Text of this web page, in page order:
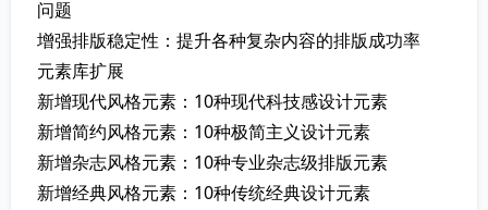
问题
增强排版稳定性：提升各种复杂内容的排版成功率
元素库扩展
新增现代风格元素：10种现代科技感设计元素
新增简约风格元素：10种极简主义设计元素
新增杂志风格元素：10种专业杂志级排版元素
新增经典风格元素：10种传统经典设计元素